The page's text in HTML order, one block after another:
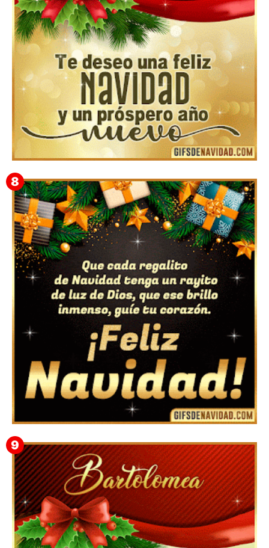
Te deseo una Feliz Navidad Bardona
Te deseo una Feliz Navidad Marlene
▷GIF de Feliz Navidad 2025【❤️】